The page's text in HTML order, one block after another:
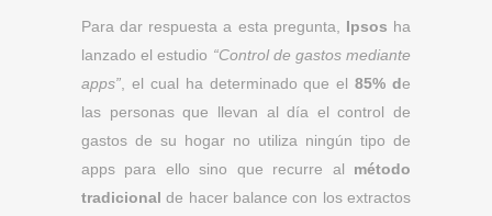
Para dar respuesta a esta pregunta, Ipsos ha
lanzado el estudio “Control de gastos mediante
apps” , el cual ha determinado que el85% de
las personas que llevan al día el control de
gastos de su hogar no utiliza ningún tipo de
apps para ello sino que recurre al método
tradicional de hacer balance con los extractos